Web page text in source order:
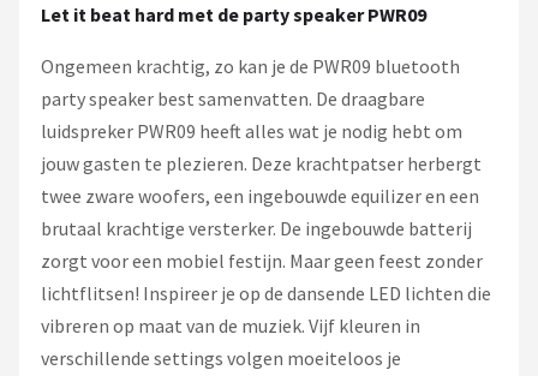
Let it beat hard met de party speaker PWR09
Ongemeen krachtig, zo kan je de PWR09 bluetooth
party speaker best samenvatten. De draagbare
luidspreker PWR09 heeft alles wat je nodig hebt om
jouw gasten te plezieren. Deze krachtpatser herbergt
twee zware woofers, een ingebouwde equilizer en een
brutaal krachtige versterker. De ingebouwde batterij
zorgt voor een mobiel festijn. Maar geen feest zonder
lichtflitsen! Inspireer je op de dansende LED lichten die
vibreren op maat van de muziek. Vijf kleuren in
verschillende settings volgen moeiteloos je